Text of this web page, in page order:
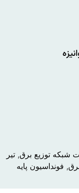
شبکه توزیع برق, تیر
, فونداسیون پایه